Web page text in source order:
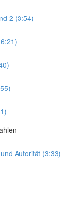
2 (3:54)
Autorität (3:33)